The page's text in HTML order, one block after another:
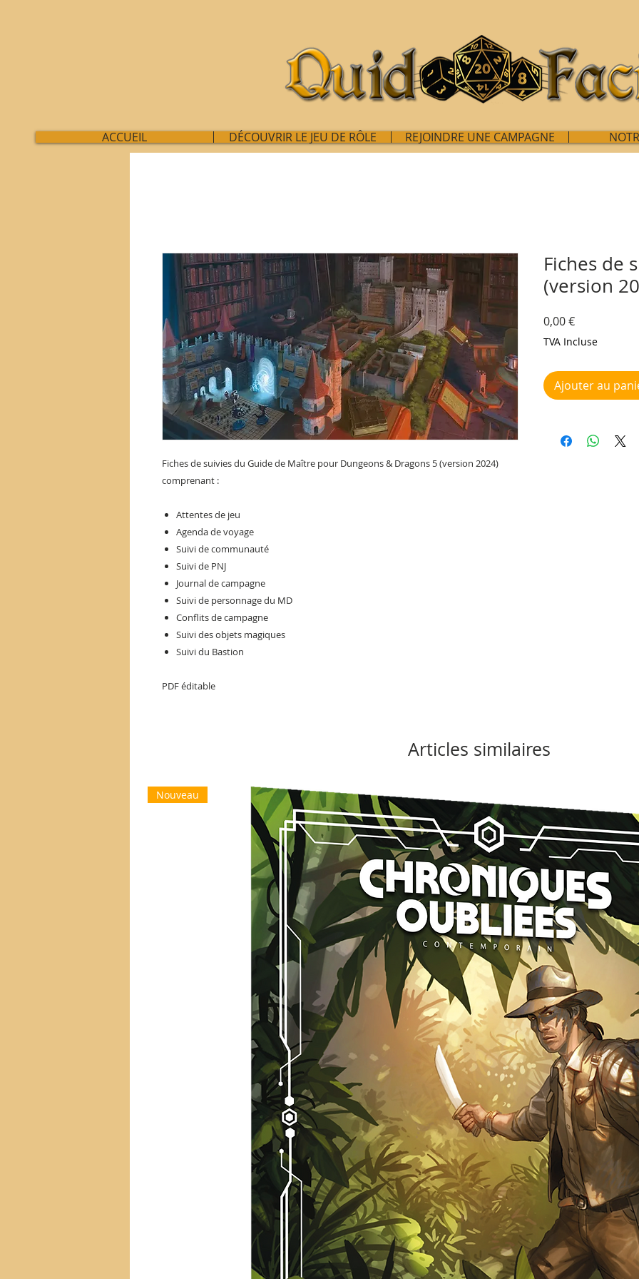
ACCUEIL DÉCOUVRIR LE JEU DE RÔLE REJOINDRE UNE CAMPAGNE
Fiches de suivies du Guide de Maître pour Dungeons & Dragons 5 (version 2024)
comprenant :
Attentes de jeu
Agenda de voyage
Suivi de communauté
Suivi de PNJ
Journal de campagne
Suivi de personnage du MD
Conflits de campagne
Suivi des objets magiques
Suivi du Bastion
PDF éditable
Fiches de
(version
0,00 €Prix
TVA Incluse
Ajouter au
Articles similaires
Nouveau